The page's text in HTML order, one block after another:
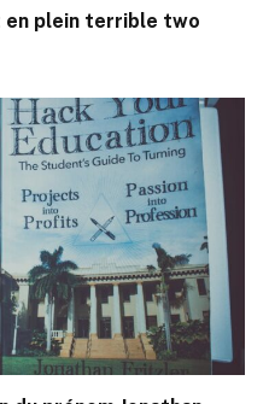
en plein terrible two